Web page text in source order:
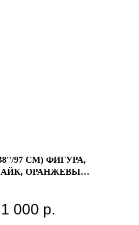
97 СМ) ФИГУРА,
ОРАНЖЕВЫЙ,
1 000 р.